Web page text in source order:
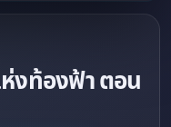
ห่งท้องฟ้า ตอน